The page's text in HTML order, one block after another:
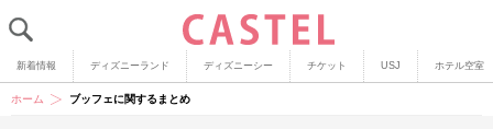
新着情報 ディズニーランド ディズニーシー チケット USJ ホテル空室
ホーム ブッフェに関するまとめ